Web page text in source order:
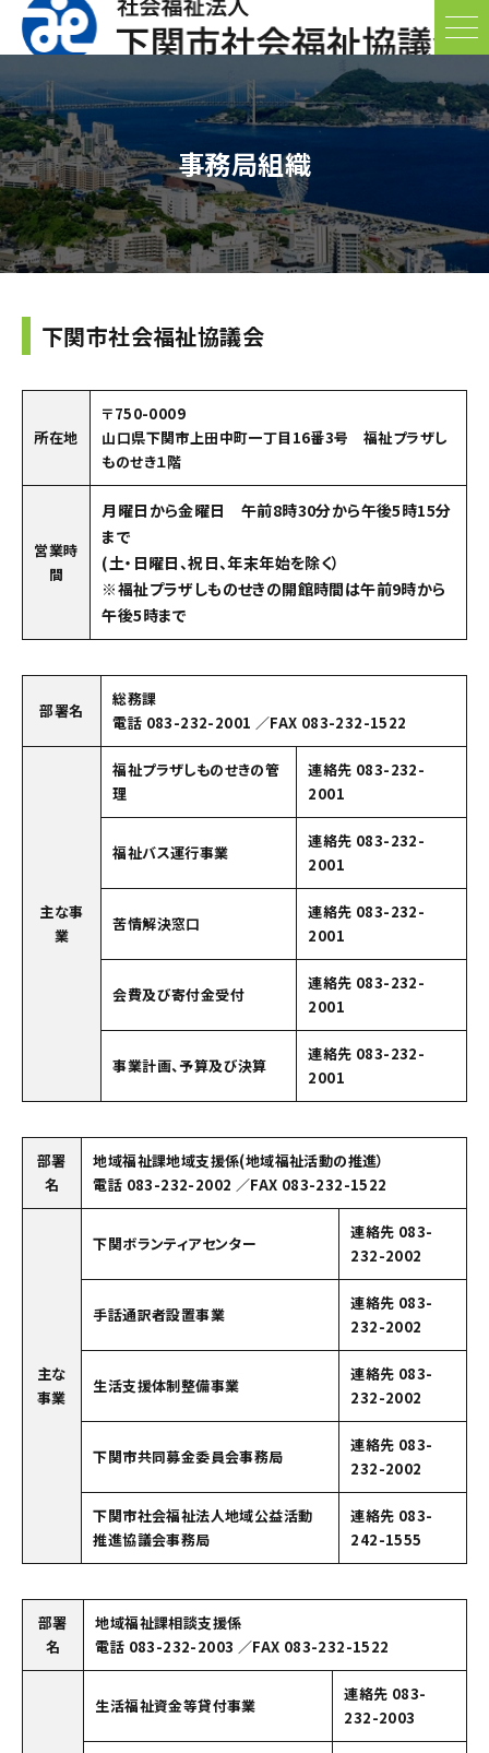
事務局組織
下関市社会福祉協議会
所在地
〒750-0009
山口県下関市上田中町一丁目16番3号 福祉プラザし
ものせき１階
営業時
間
月曜日から金曜日 午前8時30分から午後5時15分
まで
(土・日曜日、祝日、年末年始を除く）
※福祉プラザしものせきの開館時間は午前9時から
午後5時まで
部署名
総務課
電話 083-232-2001 ／FAX 083-232-1522
主な事
業
福祉プラザしものせきの管
理
連絡先 083-232-
2001
福祉バス運行事業
連絡先 083-232-
2001
苦情解決窓口
連絡先 083-232-
2001
会費及び寄付金受付
連絡先 083-232-
2001
事業計画、予算及び決算
連絡先 083-232-
2001
部署
名
地域福祉課地域支援係(地域福祉活動の推進）
電話 083-232-2002 ／FAX 083-232-1522
主な
事業
下関ボランティアセンター
連絡先 083-
232-2002
手話通訳者設置事業
連絡先 083-
232-2002
生活支援体制整備事業
連絡先 083-
232-2002
下関市共同募金委員会事務局
連絡先 083-
232-2002
下関市社会福祉法人地域公益活動
推進協議会事務局
連絡先 083-
242-1555
部署
名
地域福祉課相談支援係
電話 083-232-2003 ／FAX 083-232-1522
生活福祉資金等貸付事業
連絡先 083-
232-2003